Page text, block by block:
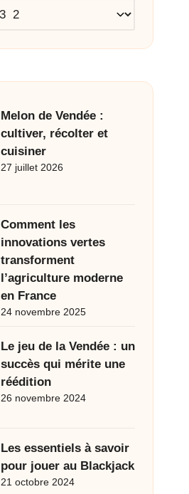
Melon de Vendée :
cultiver, récolter et
cuisiner
27 juillet 2026
Comment les
innovations vertes
transforment
l’agriculture moderne
en France
24 novembre 2025
Le jeu de la Vendée : un
succès qui mérite une
réédition
26 novembre 2024
Les essentiels à savoir
pour jouer au Blackjack
21 octobre 2024